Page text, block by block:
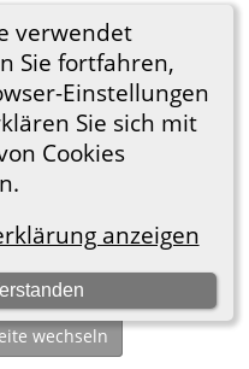
verwendet
Sie fortfahren,
Einstellungen
Sie sich mit
Cookies
anzeigen
persönlichen
dass ich jederzeit den
diese Daten zu löschen.
Lythgoe © 2001-2026.
Impressum
wechseln